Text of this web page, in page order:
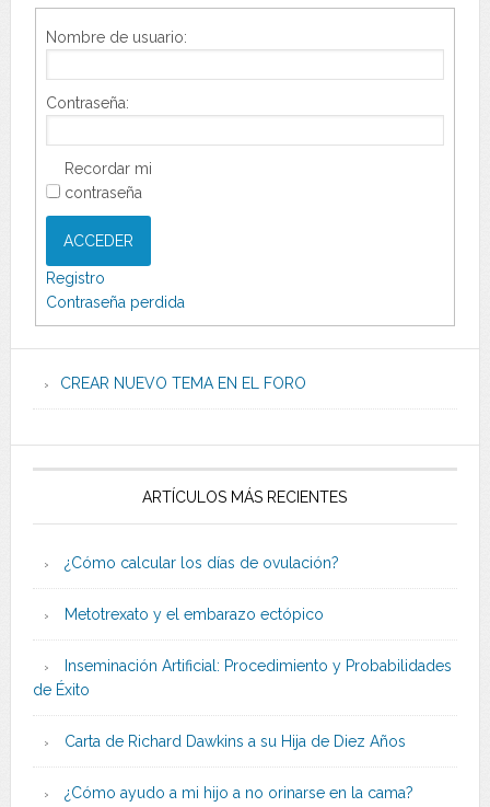
Nombre de usuario:
Contraseña:
Recordar mi
contraseña
ACCEDER
Registro
Contraseña perdida
CREAR NUEVO TEMA EN EL FORO
ARTÍCULOS MÁS RECIENTES
¿Cómo calcular los días de ovulación?
Metotrexato y el embarazo ectópico
Inseminación Artificial: Procedimiento y Probabilidades
de Éxito
Carta de Richard Dawkins a su Hija de Diez Años
¿Cómo ayudo a mi hijo a no orinarse en la cama?